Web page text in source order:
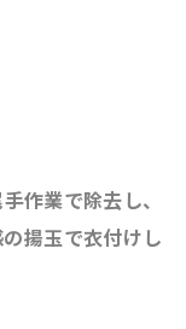
作業で除去し、
揚玉で衣付けし